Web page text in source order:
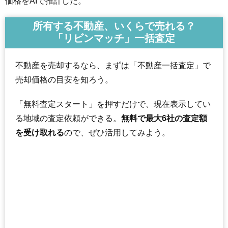
所有する不動産、いくらで売れる？
「リビンマッチ」一括査定
不動産を売却するなら、まずは「不動産一括査定」で
売却価格の目安を知ろう。
「無料査定スタート」を押すだけで、現在表示してい
る地域の査定依頼ができる。 無料で最大6社の査定額
を受け取れるので、ぜひ活用してみよう。